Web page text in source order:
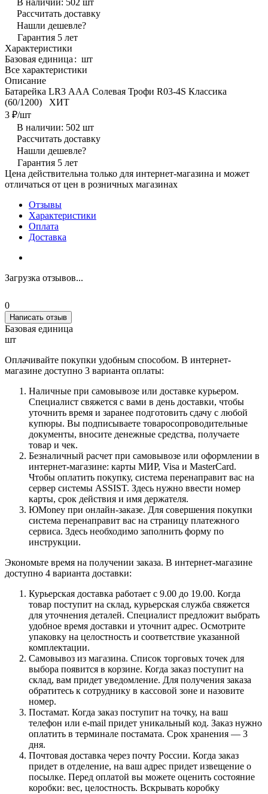
Рассчитать доставку
Нашли дешевле?
Гарантия 5 лет
Характеристики
Базовая единица : шт
Все характеристики
Описание
Батарейка LR3 ААА Солевая Трофи R03-4S Классика
(60/1200) ХИТ
3 ₽/шт
В наличии: 502 шт
Рассчитать доставку
Нашли дешевле?
Гарантия 5 лет
Цена действительна только для интернет-магазина и может
отличаться от цен в розничных магазинах
Отзывы
Характеристики
Оплата
Доставка
Загрузка отзывов...
0
Написать отзыв
Базовая единица
шт
Оплачивайте покупки удобным способом. В интернет-
магазине доступно 3 варианта оплаты:
Наличные при самовывозе или доставке курьером.
Специалист свяжется с вами в день доставки, чтобы
уточнить время и заранее подготовить сдачу с любой
купюры. Вы подписываете товаросопроводительные
документы, вносите денежные средства, получаете
товар и чек.
Безналичный расчет при самовывозе или оформлении в
интернет-магазине: карты МИР, Visa и MasterCard.
Чтобы оплатить покупку, система перенаправит вас на
сервер системы ASSIST. Здесь нужно ввести номер
карты, срок действия и имя держателя.
ЮMoney при онлайн-заказе. Для совершения покупки
система перенаправит вас на страницу платежного
сервиса. Здесь необходимо заполнить форму по
инструкции.
Экономьте время на получении заказа. В интернет-магазине
доступно 4 варианта доставки:
Курьерская доставка работает с 9.00 до 19.00. Когда
товар поступит на склад, курьерская служба свяжется
для уточнения деталей. Специалист предложит выбрать
удобное время доставки и уточнит адрес. Осмотрите
упаковку на целостность и соответствие указанной
комплектации.
Самовывоз из магазина. Список торговых точек для
выбора появится в корзине. Когда заказ поступит на
склад, вам придет уведомление. Для получения заказа
обратитесь к сотруднику в кассовой зоне и назовите
номер.
Постамат. Когда заказ поступит на точку, на ваш
телефон или e-mail придет уникальный код. Заказ нужно
оплатить в терминале постамата. Срок хранения — 3
дня.
Почтовая доставка через почту России. Когда заказ
придет в отделение, на ваш адрес придет извещение о
посылке. Перед оплатой вы можете оценить состояние
коробки: вес, целостность. Вскрывать коробку